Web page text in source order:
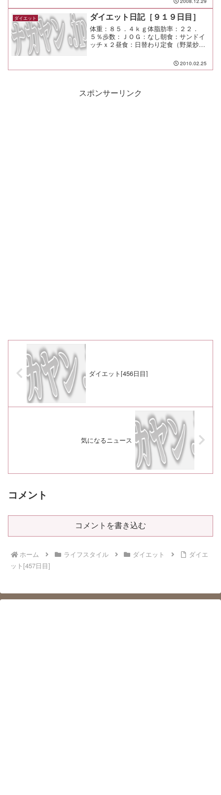
ダイエット ダイエット日記［９１９日目］
体重：８５．４ｋｇ体脂肪率：２２．
５％歩数：ＪＯＧ：なし朝食：サンドイ
ッチｘ２昼食：日替わり定食（野菜炒
ｘ１間食：メモ：今日も忙しいが忙しく
ないような。 身の回りから遊ぶ要素を
2010.02.25
スポンサーリンク
ダイエット[456日目]
気になるニュース
コメント
コメントを書き込む
ホーム ライフスタイル ダイエット
ダイエ
ット[457日目]